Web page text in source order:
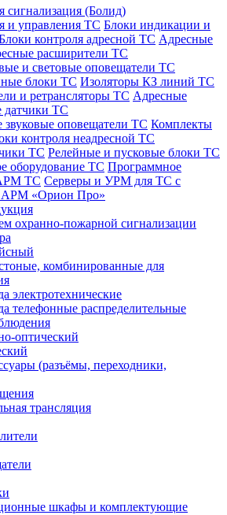
сигнализация (Болид)
и управления ТС Блоки индикации и
контроля адресной ТС Адресные
расширители ТС
и световые оповещатели ТС
блоки ТС Изоляторы КЗ линий ТС
и ретрансляторы ТС Адресные
датчики ТС
звуковые оповещатели ТС Комплекты
контроля неадресной ТС
ТС Релейные и пусковые блоки ТС
оборудование ТС Программное
ТС Серверы и УРМ для ТС с
АРМ «Орион Про»
охранно-пожарной сигнализации
комбинированные для
электротехнические
телефонные распределительные
оптический
(разъёмы, переходники,
трансляция
шкафы и комплектующие